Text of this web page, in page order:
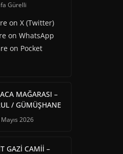
Gürelli
on X (Twitter)
on WhatsApp
on Pocket
MAĞARASI –
/ GÜMÜŞHANE
2026
GAZİ CAMİİ –